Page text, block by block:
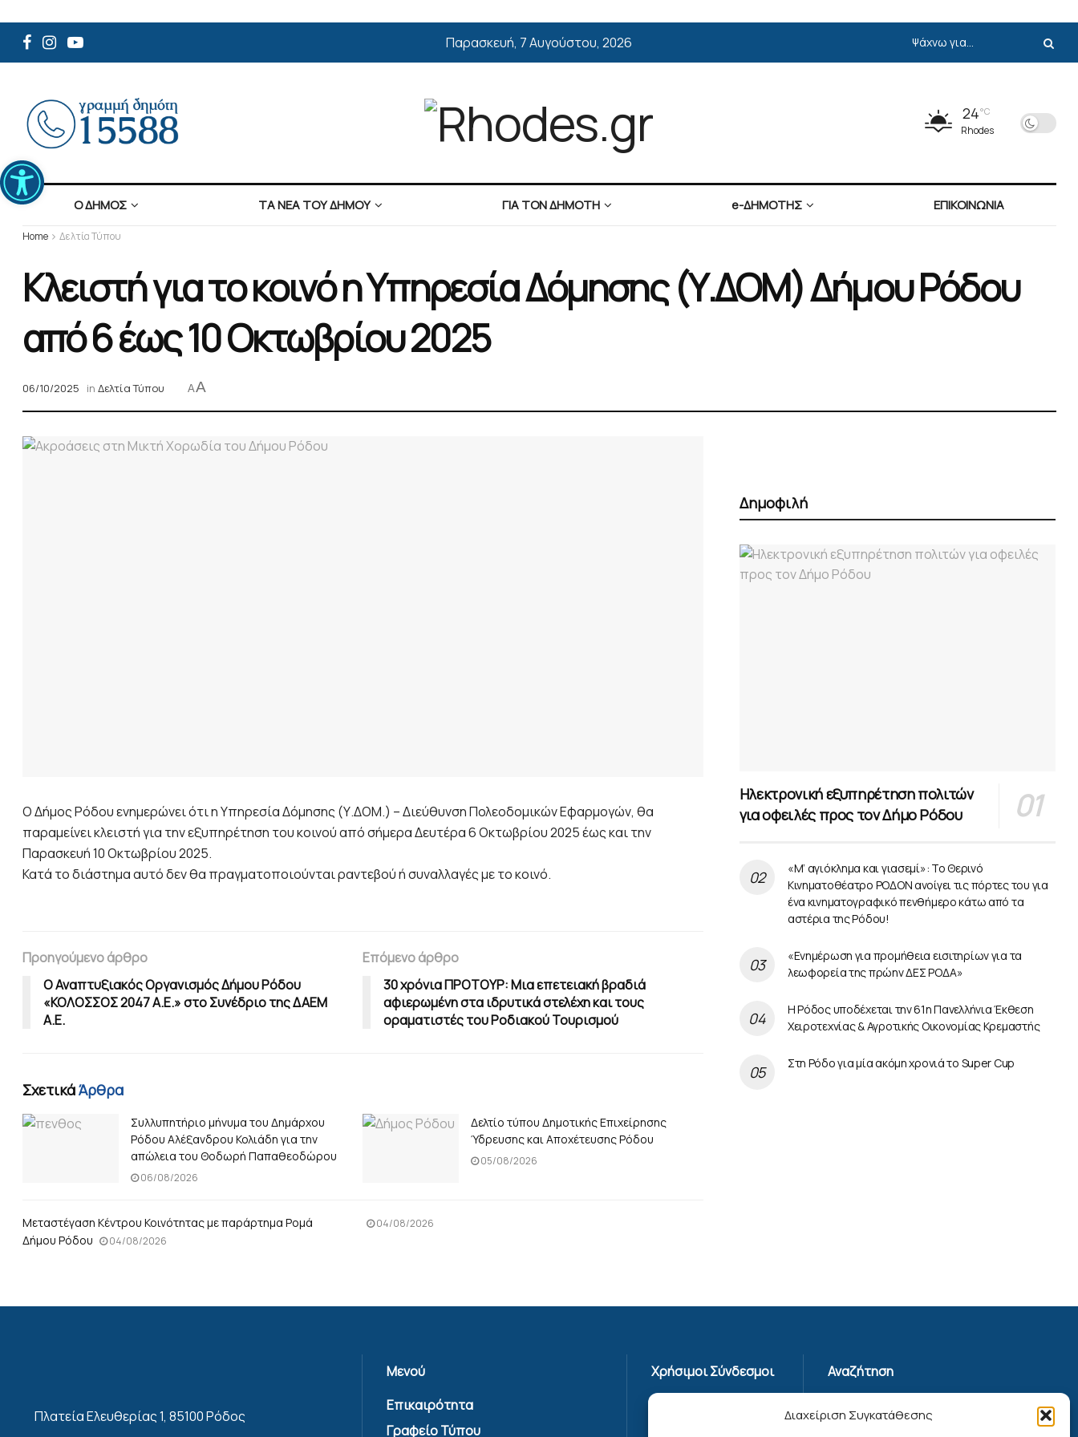
Ανοίξτε τη γραμμή εργαλείων
Διαχείριση Συγκατάθεσης
Παρασκευή, 7 Αυγούστου, 2026
24°C
Rhodes
Ο ΔΗΜΟΣ ΤΑ ΝΕΑ ΤΟΥ ΔΗΜΟΥ ΓΙΑ ΤΟΝ ΔΗΜΟΤΗ e-ΔΗΜΟΤΗΣ ΕΠΙΚΟΙΝΩΝΙΑ
Home Δελτία Τύπου
Κλειστή για το κοινό η Υπηρεσία Δόμησης (Υ.ΔΟΜ) Δήμου Ρόδου
από 6 έως 10 Οκτωβρίου 2025
06/10/2025 in Δελτία Τύπου AA
Ο Δήμος Ρόδου ενημερώνει ότι η Υπηρεσία Δόμησης (Υ.ΔΟΜ.) – Διεύθυνση Πολεοδομικών Εφαρμογών, θα
παραμείνει κλειστή για την εξυπηρέτηση του κοινού από σήμερα Δευτέρα 6 Οκτωβρίου 2025 έως και την
Παρασκευή 10 Οκτωβρίου 2025.
Κατά το διάστημα αυτό δεν θα πραγματοποιούνται ραντεβού ή συναλλαγές με το κοινό.
Προηγούμενο άρθρο
Ο Αναπτυξιακός Οργανισμός Δήμου Ρόδου
«ΚΟΛΟΣΣΟΣ 2047 Α.Ε.» στο Συνέδριο της ΔΑΕΜ
Α.Ε.
Επόμενο άρθρο
30 χρόνια ΠΡΟΤΟΥΡ: Μια επετειακή βραδιά
αφιερωμένη στα ιδρυτικά στελέχη και τους
οραματιστές του Ροδιακού Τουρισμού
ΣχετικάΆρθρα
Συλλυπητήριο μήνυμα του Δημάρχου
Ρόδου Αλέξανδρου Κολιάδη για την
απώλεια του Θοδωρή Παπαθεοδώρου
06/08/2026
Δελτίο τύπου Δημοτικής Επιχείρησης
Ύδρευσης και Αποχέτευσης Ρόδου
05/08/2026
Μεταστέγαση Κέντρου Κοινότητας με παράρτημα Ρομά
Δήμου Ρόδου
04/08/2026
04/08/2026
Δημοφιλή
Ηλεκτρονική εξυπηρέτηση πολιτών
για οφειλές προς τον Δήμο Ρόδου
«Μ’ αγιόκλημα και γιασεμί»: Το Θερινό
Κινηματοθέατρο ΡΟΔΟΝ ανοίγει τις πόρτες του για
ένα κινηματογραφικό πενθήμερο κάτω από τα
αστέρια της Ρόδου!
«Ενημέρωση για προμήθεια εισιτηρίων για τα
λεωφορεία της πρώην ΔΕΣ ΡΟΔΑ»
Η Ρόδος υποδέχεται την 61η Πανελλήνια Έκθεση
Χειροτεχνίας & Αγροτικής Οικονομίας Κρεμαστής
Στη Ρόδο για μία ακόμη χρονιά το Super Cup
Πλατεία Ελευθερίας 1, 85100 Ρόδος
Μενού
Επικαιρότητα
Γραφείο Τύπου
Χρήσιμοι Σύνδεσμοι
Αναζήτηση